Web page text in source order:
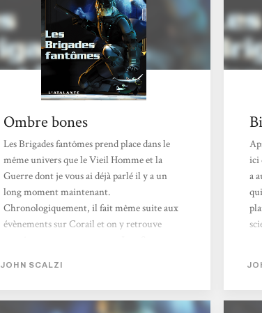
nous revient dans cette sublime
réédition.Suivez le vieux briscard (mais
jouvenceau)...
Ombre bones
Les Brigades fantômes prend place dans le
même univers que le Vieil Homme et la
Guerre dont je vous ai déjà parlé il y a un
long moment maintenant.
Chronologiquement, il fait même suite aux
évènements sur Corail et on y retrouve
je recommande la lecture dans l’ordre de
parution pour mieux appréhender l’histoire.
JOHN SCALZI
ici
a
et